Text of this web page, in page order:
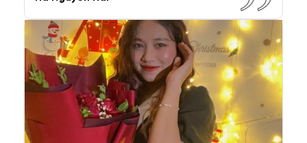
Thực Hư Chó Mèo Cảnh Giá Rẻ
Với 3 Triệu Trở Lên Thì Nên Mua
Chó Mèo Cảnh Ở Đâu?